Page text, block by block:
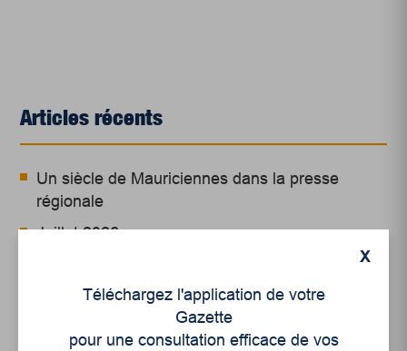
Articles récents
Un siècle de Mauriciennes dans la presse
régionale
Juillet 2026
Le sport professionnel féminin : en mouvement,
en croissance
Et les politiques peinent à suivre
X
Téléchargez l'application de votre
Gazette
pour une consultation efficace de vos